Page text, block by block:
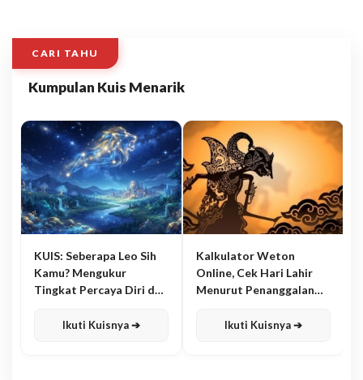
CARI TAHU
Kumpulan Kuis Menarik
KUIS: Seberapa Leo Sih
Kamu? Mengukur
Tingkat Percaya Diri dan
Ikuti Kuisnya ➔
Kalkulator Weton
Online, Cek Hari Lahir
Menurut Penanggalan
Ikuti Kuisnya ➔